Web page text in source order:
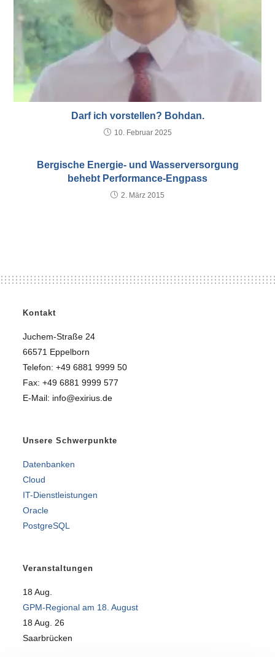
Darf ich vorstellen? Bohdan.
10. Februar 2025
Bergische Energie- und Wasserversorgung
behebt Performance-Engpass
2. März 2015
Kontakt
Juchem-Straße 24
66571 Eppelborn
Telefon: +49 6881 9999 50
Fax: +49 6881 9999 577
E-Mail: info@exirius.de
Unsere Schwerpunkte
Datenbanken
Cloud
IT-Dienstleistungen
Oracle
PostgreSQL
Veranstaltungen
18 Aug.
GPM-Regional am 18. August
18 Aug. 26
Saarbrücken